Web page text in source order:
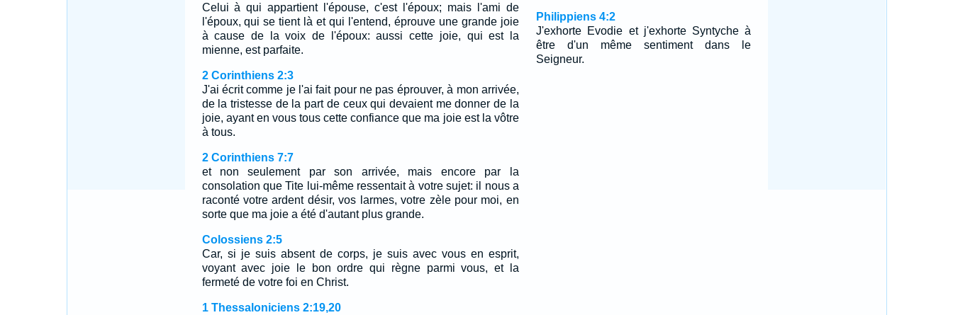
Celui à qui appartient l'épouse, c'est l'époux; mais l'ami de
l'époux, qui se tient là et qui l'entend, éprouve une grande joie
à cause de la voix de l'époux: aussi cette joie, qui est la
mienne, est parfaite.
2 Corinthiens 2:3
J'ai écrit comme je l'ai fait pour ne pas éprouver, à mon arrivée,
de la tristesse de la part de ceux qui devaient me donner de la
joie, ayant en vous tous cette confiance que ma joie est la vôtre
à tous.
2 Corinthiens 7:7
et non seulement par son arrivée, mais encore par la
consolation que Tite lui-même ressentait à votre sujet: il nous a
raconté votre ardent désir, vos larmes, votre zèle pour moi, en
sorte que ma joie a été d'autant plus grande.
Colossiens 2:5
Car, si je suis absent de corps, je suis avec vous en esprit,
voyant avec joie le bon ordre qui règne parmi vous, et la
fermeté de votre foi en Christ.
1 Thessaloniciens 2:19,20
Philippiens 4:2
J'exhorte Evodie et j'exhorte Syntyche à
être d'un même sentiment dans le
Seigneur.